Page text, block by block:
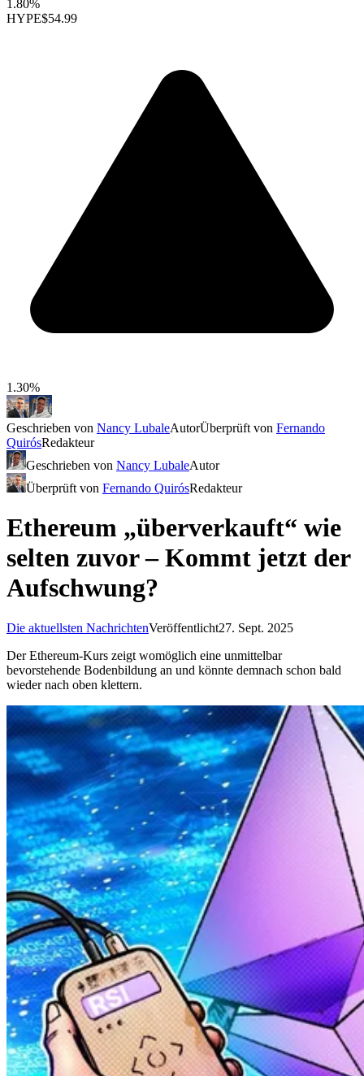
1.80%
HYPE$54.99
1.30%
Geschrieben von Nancy LubaleAutorÜberprüft von Fernando
QuirósRedakteur
Geschrieben von Nancy LubaleAutor
Überprüft von Fernando QuirósRedakteur
Ethereum „überverkauft“ wie
selten zuvor – Kommt jetzt der
Aufschwung?
Die aktuellsten NachrichtenVeröffentlicht27. Sept. 2025
Der Ethereum-Kurs zeigt womöglich eine unmittelbar
bevorstehende Bodenbildung an und könnte demnach schon bald
wieder nach oben klettern.